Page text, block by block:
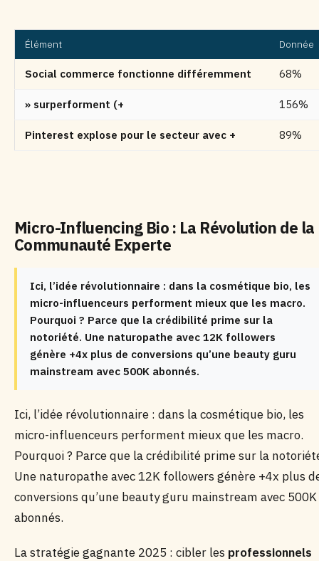
Élément Donnée
Social commerce fonctionne différemment 68%
» surperforment (+ 156%
Pinterest explose pour le secteur avec + 89%
Micro-Influencing Bio : La Révolution de la
Communauté Experte
Ici, l’idée révolutionnaire : dans la cosmétique bio, les
micro-influenceurs performent mieux que les macro.
Pourquoi ? Parce que la crédibilité prime sur la
notoriété. Une naturopathe avec 12K followers
génère +4x plus de conversions qu’une beauty guru
mainstream avec 500K abonnés.
Ici, l’idée révolutionnaire : dans la cosmétique bio, les
micro-influenceurs performent mieux que les macro.
Pourquoi ? Parce que la crédibilité prime sur la
Une naturopathe avec 12K followers génère +4x plus
conversions qu’une beauty guru mainstream avec 500K
abonnés.
La stratégie gagnante 2025 : cibler les professionnels